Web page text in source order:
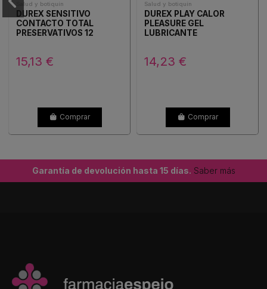
Salud y botiquín
DUREX SENSITIVO
CONTACTO TOTAL
PRESERVATIVOS 12
15,13 €
Comprar
Salud y botiquín
DUREX PLAY CALOR
PLEASURE GEL
LUBRICANTE
14,23 €
Comprar
Garantía de devolución hasta 15 días. Saber más